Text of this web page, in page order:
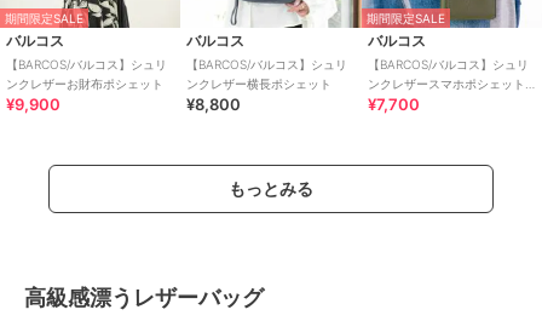
期間限定SALE
バルコス
【BARCOS/バルコス】シュリ
ンクレザーお財布ポシェット
¥9,900
バルコス
【BARCOS/バルコス】シュリ
ンクレザー横長ポシェット
¥8,800
期間限定SALE
バルコス
【BARCOS/バルコス】シュリ
ンクレザースマホポシェット
＜マーシ＞
¥7,700
もっとみる
高級感漂うレザーバッグ